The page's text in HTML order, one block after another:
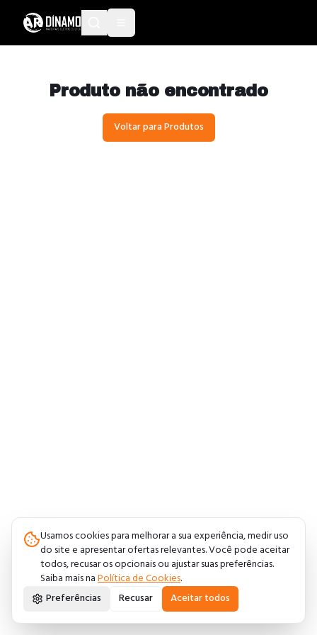
Produto não encontrado
Voltar para Produtos
Usamos cookies para melhorar a sua experiência, medir uso
do site e apresentar ofertas relevantes. Você pode aceitar
todos, recusar os opcionais ou ajustar suas preferências.
Saiba mais naPolítica de Cookies.
Preferências
Recusar Aceitar todos